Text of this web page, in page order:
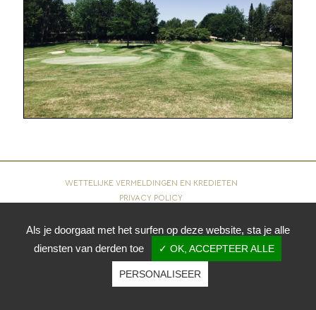
WETTELIJKE VERMELDINGEN EN KREDIETEN
PRIVACY POLICY
Copyright © 2026 - Royal Waterloo Golf Club. Alle rechten
voorbehouden.
Realisatievt-design2020
Als je doorgaat met het surfen op deze website, sta je alle
diensten van derden toe
✓ OK, ACCEPTEER ALLE
PERSONALISEER